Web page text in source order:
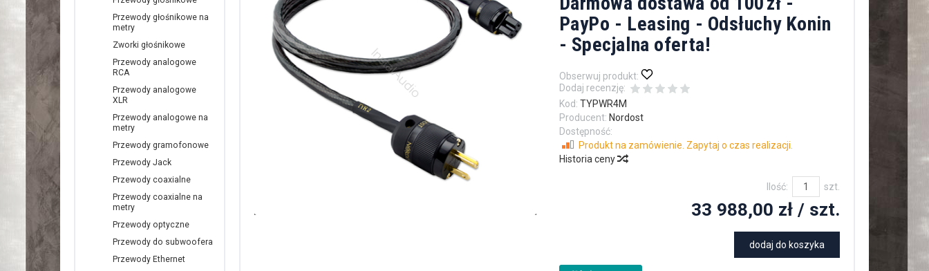
PayPo - Leasing - Odsłuchy Konin
- Specjalna oferta!
Obserwuj produkt:
Dodaj recenzję:
Kod: TYPWR4M
Producent: Nordost
Dostępność:
Produkt na zamówienie. Zapytaj o czas realizacji.
Historia ceny
Ilość: szt.
33 988,00 zł/ szt.
dodaj do koszyka
Przewody głośnikowe na
metry
Zworki głośnikowe
Przewody analogowe
RCA
Przewody analogowe
XLR
Przewody analogowe na
metry
Przewody gramofonowe
Przewody Jack
Przewody coaxialne
Przewody coaxialne na
metry
Przewody optyczne
Przewody do subwoofera
Przewody Ethernet